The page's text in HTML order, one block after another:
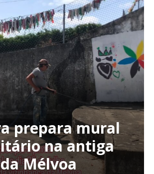
prepara mural
na antiga
Mélvoa